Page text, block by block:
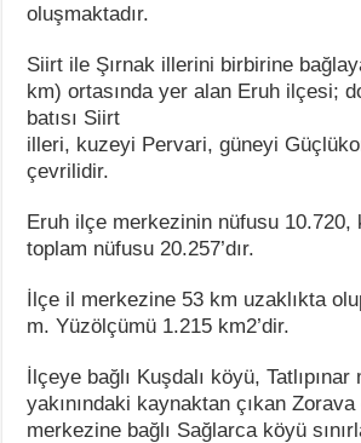
oluşmaktadır.
Siirt ile Şırnak illerini birbirine
km) ortasında yer alan Eruh ilçesi;
batısı Siirt
illeri, kuzeyi Pervari, güneyi
çevrilidir.
Eruh ilçe merkezinin nüfusu
toplam nüfusu 20.257’dır.
İlçe il merkezine 53 km uzaklıkta
m. Yüzölçümü 1.215 km2’dir.
İlçeye bağlı Kuşdalı köyü, Tatlıpınar
yakınındaki kaynaktan çıkan
merkezine bağlı Sağlarca köyü